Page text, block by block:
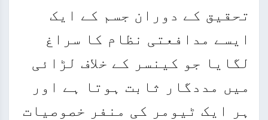
تحقیق کے دوران جسم کے ایک
ایسے مدافعتی نظام کا سراغ
لگایا جو کینسر کے خلاف لڑائی
میں مددگار ثابت ہوتا ہے اور
ہر ایک ٹیومر کی منفر خصوصیات